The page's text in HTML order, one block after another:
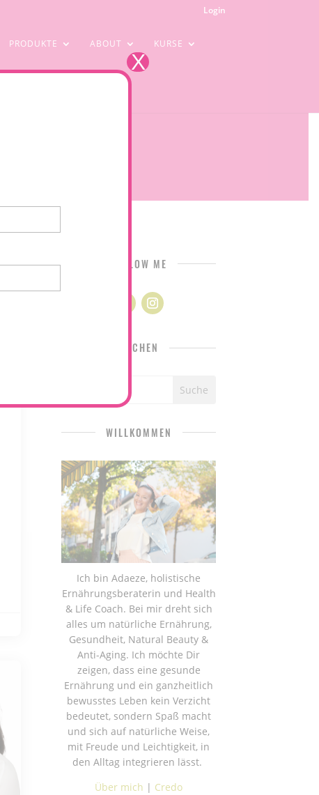
Login
PRODUKTE ABOUT KURSE
FOLLOW ME
SUCHEN
WILLKOMMEN
Ich bin Adaeze, holistische
Ernährungsberaterin und Health
& Life Coach. Bei mir dreht sich
alles um natürliche Ernährung,
Gesundheit, Natural Beauty &
Anti-Aging. Ich möchte Dir
zeigen, dass eine gesunde
Ernährung und ein ganzheitlich
bewusstes Leben kein Verzicht
bedeutet, sondern Spaß macht
und sich auf natürliche Weise,
mit Freude und Leichtigkeit, in
den Alltag integrieren lässt.
Über mich | Credo
X